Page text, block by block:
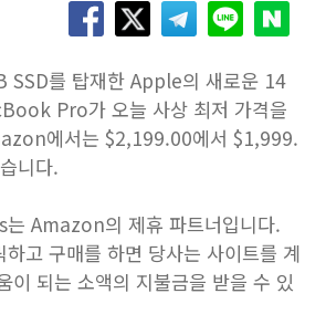
SSD를 탑재한 Apple의 새로운 14
Pro가 오늘 사상 최저 가격을
에서는 $2,199.00에서 $1,999.
니다.
Amazon의 제휴 파트너입니다.
하고 구매를 하면 당사는 사이트를 계
이 되는 소액의 지불금을 받을 수 있